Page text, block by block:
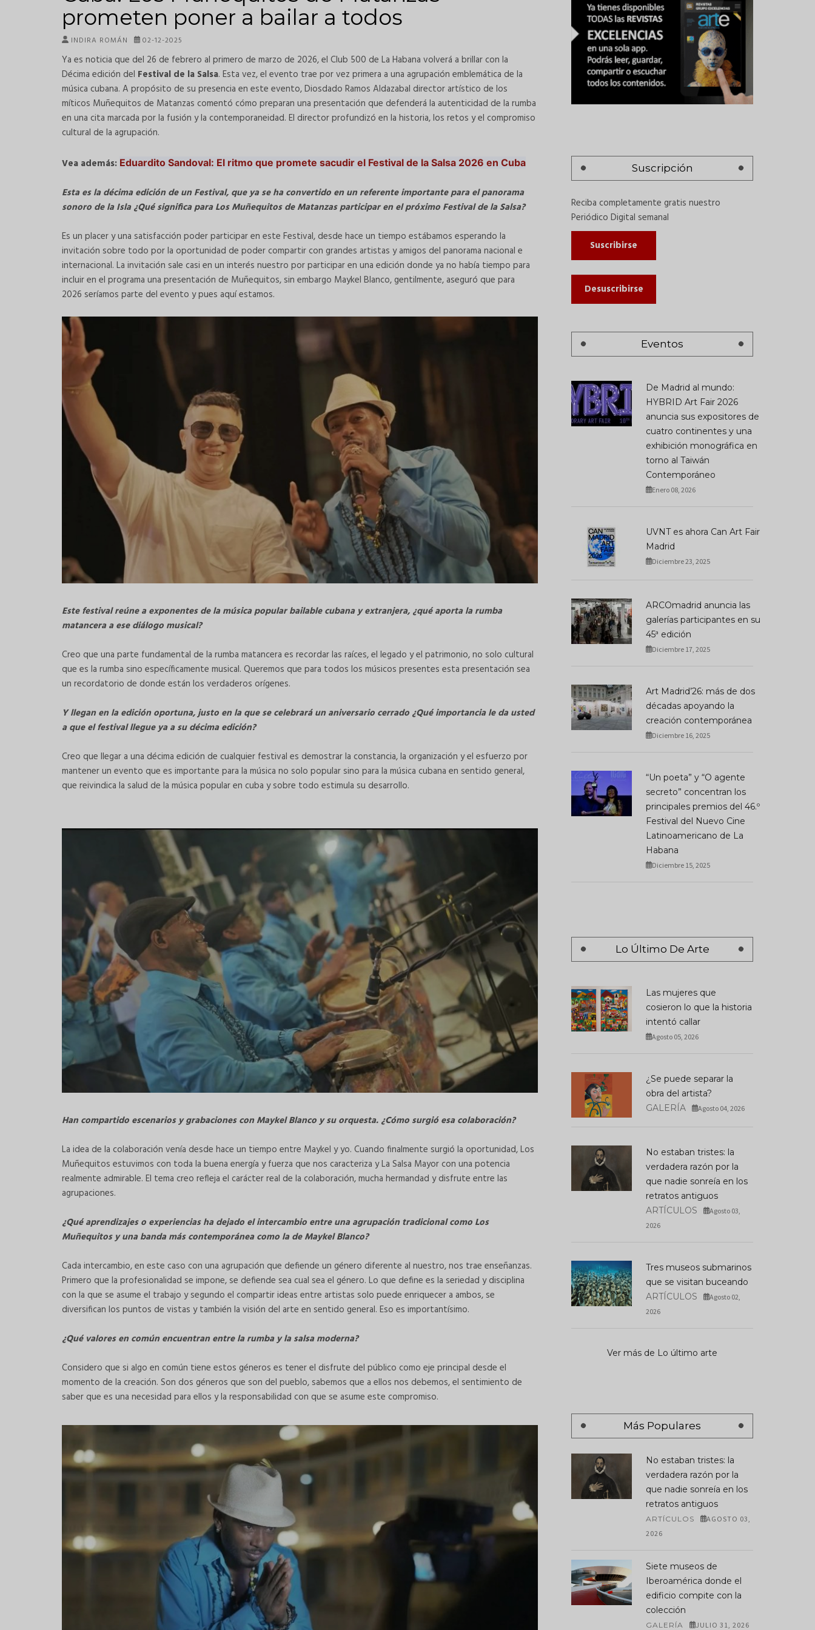
prometen poner a bailar a todos
INDIRA ROMÁN 02-12-2025
Ya es noticia que del 26 de febrero al primero de marzo de 2026, el Club 500 de La Habana volverá a brillar con la
Décima edición del Festival de la Salsa. Esta vez, el evento trae por vez primera a una agrupación emblemática de la
música cubana. A propósito de su presencia en este evento, Diosdado Ramos Aldazabal director artístico de los
míticos Muñequitos de Matanzas comentó cómo preparan una presentación que defenderá la autenticidad de la rumba
en una cita marcada por la fusión y la contemporaneidad. El director profundizó en la historia, los retos y el compromiso
cultural de la agrupación.
Vea además: Eduardito Sandoval: El ritmo que promete sacudir el Festival de la Salsa 2026 en Cuba
Esta es la décima edición de un Festival, que ya se ha convertido en un referente importante para el panorama
sonoro de la Isla ¿Qué significa para Los Muñequitos de Matanzas participar en el próximo Festival de la Salsa?
Es un placer y una satisfacción poder participar en este Festival, desde hace un tiempo estábamos esperando la
invitación sobre todo por la oportunidad de poder compartir con grandes artistas y amigos del panorama nacional e
internacional. La invitación sale casi en un interés nuestro por participar en una edición donde ya no había tiempo para
incluir en el programa una presentación de Muñequitos, sin embargo Maykel Blanco, gentilmente, aseguró que para
2026 seríamos parte del evento y pues aquí estamos.
Este festival reúne a exponentes de la música popular bailable cubana y extranjera, ¿qué aporta la rumba
matancera a ese diálogo musical?
Creo que una parte fundamental de la rumba matancera es recordar las raíces, el legado y el patrimonio, no solo cultural
que es la rumba sino específicamente musical. Queremos que para todos los músicos presentes esta presentación sea
un recordatorio de donde están los verdaderos orígenes.
Y llegan en la edición oportuna, justo en la que se celebrará un aniversario cerrado ¿Qué importancia le da usted
a que el festival llegue ya a su décima edición?
Creo que llegar a una décima edición de cualquier festival es demostrar la constancia, la organización y el esfuerzo por
mantener un evento que es importante para la música no solo popular sino para la música cubana en sentido general,
que reivindica la salud de la música popular en cuba y sobre todo estimula su desarrollo.
Han compartido escenarios y grabaciones con Maykel Blanco y su orquesta. ¿Cómo surgió esa colaboración?
La idea de la colaboración venía desde hace un tiempo entre Maykel y yo. Cuando finalmente surgió la oportunidad, Los
Muñequitos estuvimos con toda la buena energía y fuerza que nos caracteriza y La Salsa Mayor con una potencia
realmente admirable. El tema creo refleja el carácter real de la colaboración, mucha hermandad y disfrute entre las
agrupaciones.
¿Qué aprendizajes o experiencias ha dejado el intercambio entre una agrupación tradicional como Los
Muñequitos y una banda más contemporánea como la de Maykel Blanco?
Cada intercambio, en este caso con una agrupación que defiende un género diferente al nuestro, nos trae enseñanzas.
Primero que la profesionalidad se impone, se defiende sea cual sea el género. Lo que define es la seriedad y disciplina
con la que se asume el trabajo y segundo el compartir ideas entre artistas solo puede enriquecer a ambos, se
diversifican los puntos de vistas y también la visión del arte en sentido general. Eso es importantísimo.
¿Qué valores en común encuentran entre la rumba y la salsa moderna?
Considero que si algo en común tiene estos géneros es tener el disfrute del público como eje principal desde el
momento de la creación. Son dos géneros que son del pueblo, sabemos que a ellos nos debemos, el sentimiento de
saber que es una necesidad para ellos y la responsabilidad con que se asume este compromiso.
Suscripción
Reciba completamente gratis nuestro
Periódico Digital semanal
Suscribirse
Desuscribirse
Eventos
De Madrid al mundo:
HYBRID Art Fair 2026
anuncia sus expositores de
cuatro continentes y una
exhibición monográfica en
torno al Taiwán
Contemporáneo
Enero 08, 2026
UVNT es ahora Can Art Fair
Madrid
Diciembre 23, 2025
ARCOmadrid anuncia las
galerías participantes en su
45ª edición
Diciembre 17, 2025
Art Madrid’26: más de dos
décadas apoyando la
creación contemporánea
Diciembre 16, 2025
“Un poeta” y “O agente
secreto” concentran los
principales premios del 46.º
Festival del Nuevo Cine
Latinoamericano de La
Habana
Diciembre 15, 2025
Lo Último De Arte
Las mujeres que
cosieron lo que la historia
intentó callar
Agosto 05, 2026
¿Se puede separar la
obra del artista?
GALERÍA
Agosto 04, 2026
No estaban tristes: la
verdadera razón por la
que nadie sonreía en los
retratos antiguos
ARTÍCULOS
Agosto 03,
2026
Tres museos submarinos
que se visitan buceando
ARTÍCULOS
Agosto 02,
2026
Ver más de Lo último arte
Más Populares
No estaban tristes: la
verdadera razón por la
que nadie sonreía en los
retratos antiguos
ARTÍCULOS
AGOSTO 03,
2026
Siete museos de
Iberoamérica donde el
edificio compite con la
colección
GALERÍA JULIO 31, 2026